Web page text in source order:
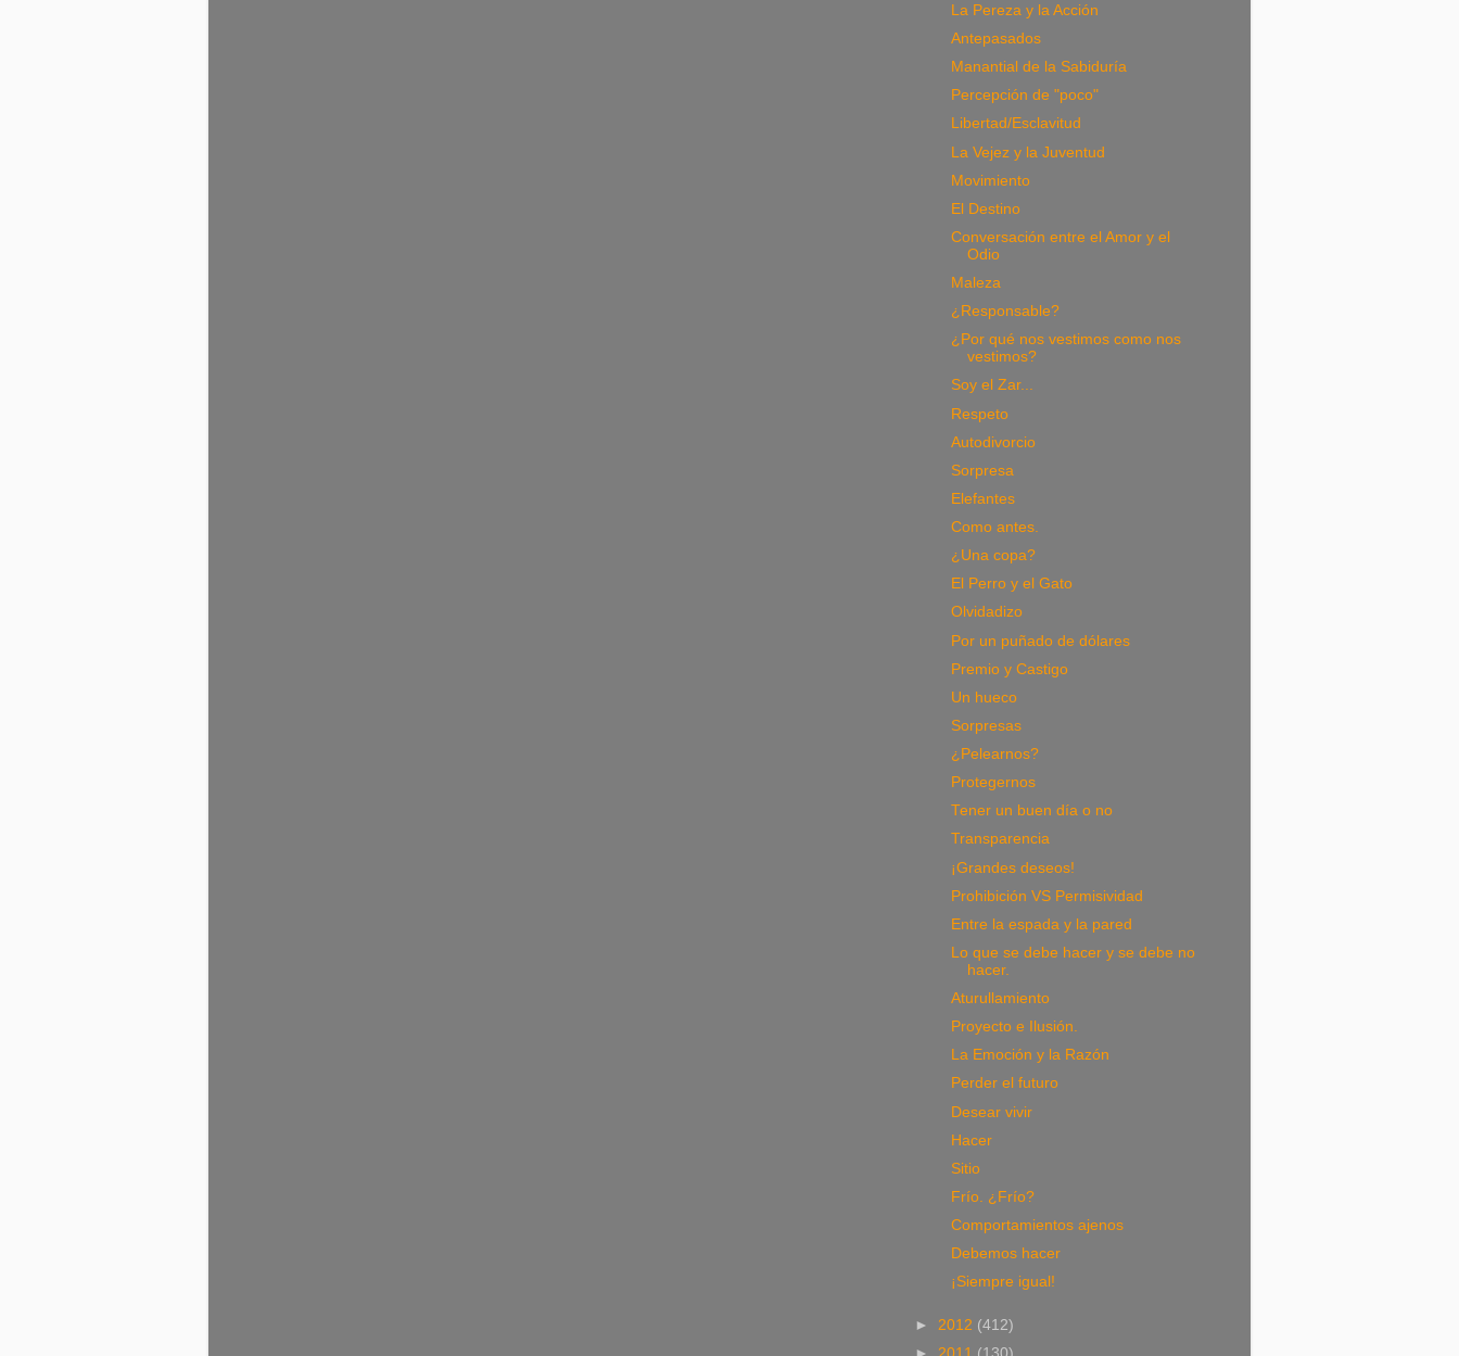
La Pereza y la Acción
Antepasados
Manantial de la Sabiduría
Percepción de "poco"
Libertad/Esclavitud
La Vejez y la Juventud
Movimiento
El Destino
Conversación entre el Amor y el
Odio
Maleza
¿Responsable?
¿Por qué nos vestimos como nos
vestimos?
Soy el Zar...
Respeto
Autodivorcio
Sorpresa
Elefantes
Como antes.
¿Una copa?
El Perro y el Gato
Olvidadizo
Por un puñado de dólares
Premio y Castigo
Un hueco
Sorpresas
¿Pelearnos?
Protegernos
Tener un buen día o no
Transparencia
¡Grandes deseos!
Prohibición VS Permisividad
Entre la espada y la pared
Lo que se debe hacer y se debe no
hacer.
Aturullamiento
Proyecto e Ilusión.
La Emoción y la Razón
Perder el futuro
Desear vivir
Hacer
Sitio
Frío. ¿Frío?
Comportamientos ajenos
Debemos hacer
¡Siempre igual!
► 2012 (412)